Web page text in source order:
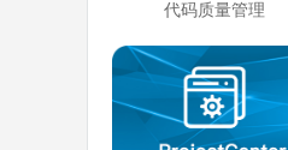
代码质量管理